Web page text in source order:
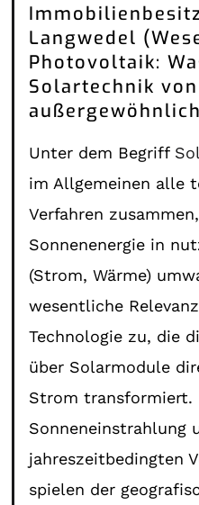
Langwedel
Photovoltaik:
Solartechnik von
Unter dem Begriff
im Allgemeinen alle
Verfahren
Sonnenenergie in
(Strom, Wärme)
wesentliche
Technologie zu, die
über Solarmodule
Strom transformiert.
Sonneneinstrahlung
jahreszeitbedingten
spielen der